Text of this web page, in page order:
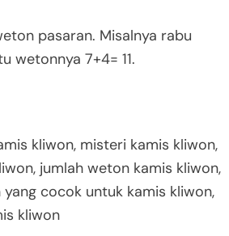
pasaran. Misalnya rabu
wetonnya 7+4= 11.